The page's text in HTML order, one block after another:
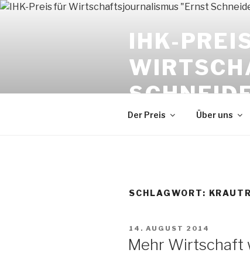
Zum
IHK-
Der Preis Über uns
SCHLAGWORT:
VERÖFFENTLICHT
14. AUGUST 2014
Mehr Wirtschaft